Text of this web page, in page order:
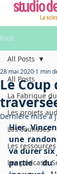
studio
La
Post
All Posts
La Fabrique
Les projets
Les coulisses
Les
Les podcasts
All Posts
Le Coup
28 mai 2020 1 min
Dernière mise à
Hier,
une
va durer
partie du